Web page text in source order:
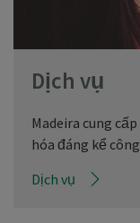
Dịch vụ
Madeira cung
hóa đáng kể
Dịch vụ